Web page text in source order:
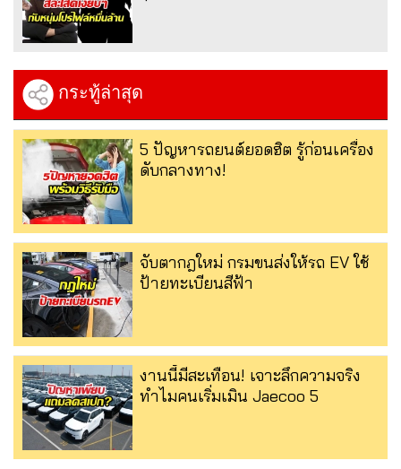
กระทู้ล่าสุด
5 ปัญหารถยนต์ยอดฮิต รู้ก่อนเครื่อง
ดับกลางทาง!
จับตากฎใหม่ กรมขนส่งให้รถ EV ใช้
ป้ายทะเบียนสีฟ้า
งานนี้มีสะเทือน! เจาะลึกความจริง
ทำไมคนเริ่มเมิน Jaecoo 5